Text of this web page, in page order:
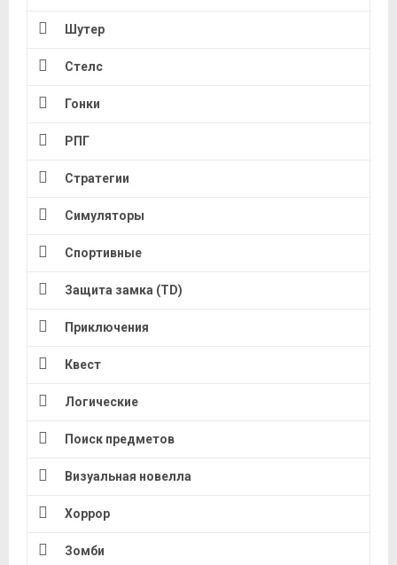
Шутер
Стелс
Гонки
РПГ
Стратегии
Симуляторы
Спортивные
Защита замка (TD)
Приключения
Квест
Логические
Поиск предметов
Визуальная новелла
Хоррор
Зомби